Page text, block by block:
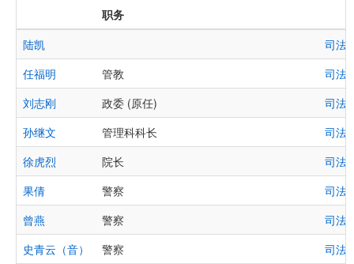
职务
陆凯
司法
任福明
管教
司法
刘志刚
政委 (原任)
司法
孙继文
管理科科长
司法
徐虎烈
院长
司法
果倩
警察
司法
曾燕
警察
司法
史青云（音）
警察
司法